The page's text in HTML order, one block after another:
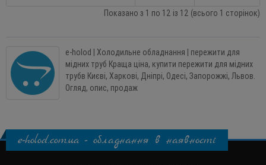
Показано з 1 по 12 із 12 (всього 1 сторінок)
e-holod | Холодильне обладнання | пережити для
мідних труб Краща ціна, купити пережити для мідних
трубв Києві, Харкові, Дніпрі, Одесі, Запорожжі, Львов.
Огляд, опис, продаж
e-holod.com.ua - обладнання в наявності